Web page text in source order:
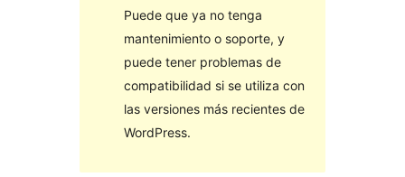
Puede que ya no tenga
mantenimiento o soporte, y
puede tener problemas de
compatibilidad si se utiliza con
las versiones más recientes de
WordPress.